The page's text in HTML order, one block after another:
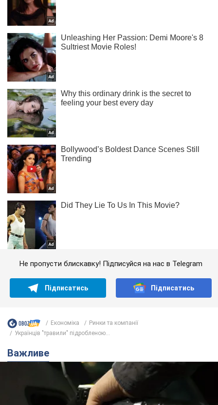
Не пропусти блискавку! Підписуйся на нас в Telegram
Підписатись Підписатись
Економіка
Ринки та компанії
Українців "травили" підробленою...
Важливе